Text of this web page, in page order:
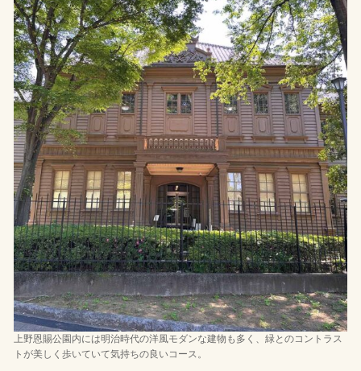
上野恩賜公園内には明治時代の洋風モダンな建物も多く、緑とのコントラス
トが美しく歩いていて気持ちの良いコース。